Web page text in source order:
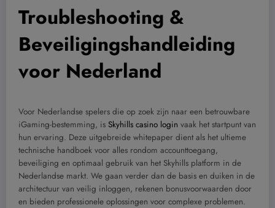
Troubleshooting &
Beveiligingshandleiding
voor Nederland
Voor Nederlandse spelers die op zoek zijn naar een betrouwbare
iGaming-bestemming, is Skyhills casino login vaak het startpunt van
hun ervaring. Deze uitgebreide whitepaper dient als het ultieme
technische handboek voor alles rondom accounttoegang,
beveiliging en optimaal gebruik van het Skyhills platform in de
Nederlandse markt. We gaan verder dan de basis en duiken in de
architectuur van veilig inloggen, rekenen bonusvoorwaarden door
en bieden professionele oplossingen voor complexe problemen.